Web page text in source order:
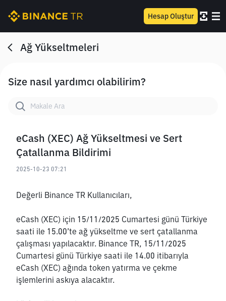
Hesap Oluştur
Ağ Yükseltmeleri
Size nasıl yardımcı olabilirim?
eCash (XEC) Ağ Yükseltmesi ve Sert
Çatallanma Bildirimi
2025-10-23 07:21
Değerli Binance TR Kullanıcıları,
eCash (XEC) için 15/11/2025 Cumartesi günü Türkiye
saati ile 15.00’te ağ yükseltme ve sert çatallanma
çalışması yapılacaktır. Binance TR, 15/11/2025
Cumartesi günü Türkiye saati ile 14.00 itibarıyla
eCash (XEC) ağında token yatırma ve çekme
işlemlerini askıya alacaktır.